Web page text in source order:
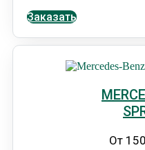
Заказать
От